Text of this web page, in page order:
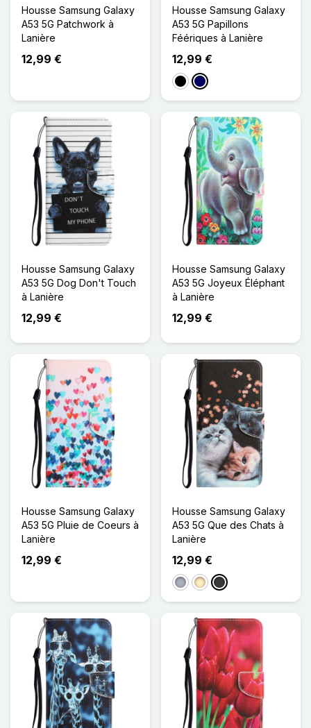
Housse Samsung Galaxy
A53 5G Patchwork à
Lanière
12,99 €
Housse Samsung Galaxy
A53 5G Papillons
Féériques à Lanière
12,99 €
NoirBleu Marine
Housse Samsung Galaxy
A53 5G Dog Don't Touch
à Lanière
12,99 €
Housse Samsung Galaxy
A53 5G Joyeux Éléphant
à Lanière
12,99 €
Housse Samsung Galaxy
A53 5G Pluie de Coeurs à
Lanière
12,99 €
Housse Samsung Galaxy
A53 5G Que des Chats à
Lanière
12,99 €
Gris Marron Clair
Gris foncé